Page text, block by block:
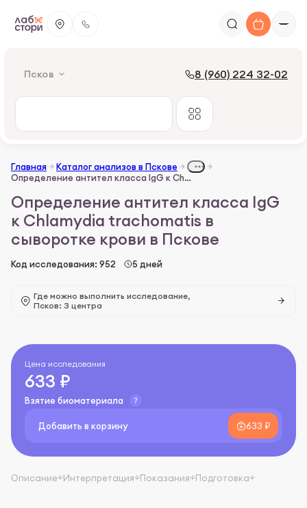
Псков 8 (960) 224 32-02
Главная
Каталог анализов в Пскове
Определение антител класса IgG к Chlamydia trachomatis в сыворотке крови
Определение антител класса IgG
к Chlamydia trachomatis в
сыворотке крови в Пскове
Код исследования: 952 5 дней
Где можно выполнить исследование,
Псков: 3 центра
Цена исследования
633 ₽
Взятие биоматериала
Добавить в корзину 633 ₽
Описание Интерпретация Показания Подготовка